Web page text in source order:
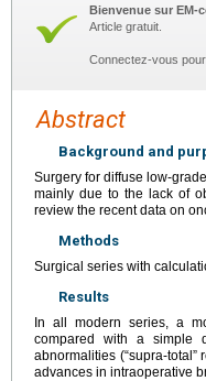
Bienvenue sur EM-
Article gratuit.
Connectez-vous
Abstract
Background and
Surgery for diffuse low-
mainly due to the lack of
review the recent data on
Methods
Surgical series with
Results
In all modern series, a
compared with a simple
abnormalities (“supra-
advances in intraoperative